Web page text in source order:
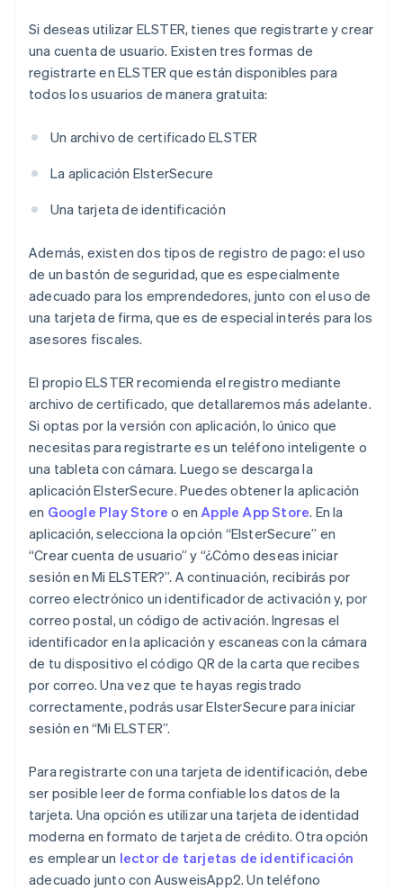
Si deseas utilizar ELSTER, tienes que registrarte y crear
una cuenta de usuario. Existen tres formas de
registrarte en ELSTER que están disponibles para
todos los usuarios de manera gratuita:
Un archivo de certificado ELSTER
La aplicación ElsterSecure
Una tarjeta de identificación
Además, existen dos tipos de registro de pago: el uso
de un bastón de seguridad, que es especialmente
adecuado para los emprendedores, junto con el uso de
una tarjeta de firma, que es de especial interés para los
asesores fiscales.
El propio ELSTER recomienda el registro mediante
archivo de certificado, que detallaremos más adelante.
Si optas por la versión con aplicación, lo único que
necesitas para registrarte es un teléfono inteligente o
una tableta con cámara. Luego se descarga la
aplicación ElsterSecure. Puedes obtener la aplicación
en Google Play Store o enApple App Store. En la
aplicación, selecciona la opción “ElsterSecure” en
“Crear cuenta de usuario” y “¿Cómo deseas iniciar
sesión en Mi ELSTER?”. A continuación, recibirás por
correo electrónico un identificador de activación y, por
correo postal, un código de activación. Ingresas el
identificador en la aplicación y escaneas con la cámara
de tu dispositivo el código QR de la carta que recibes
por correo. Una vez que te hayas registrado
correctamente, podrás usar ElsterSecure para iniciar
sesión en “Mi ELSTER”.
Para registrarte con una tarjeta de identificación, debe
ser posible leer de forma confiable los datos de la
tarjeta. Una opción es utilizar una tarjeta de identidad
moderna en formato de tarjeta de crédito. Otra opción
es emplear un lector de tarjetas de identificación
adecuado junto con AusweisApp2. Un teléfono